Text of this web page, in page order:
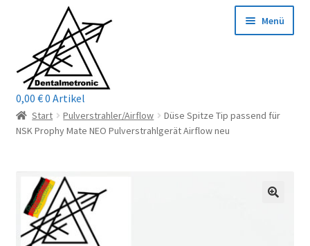
Navigation
springen
springen
Menü
Home
Mein Konto / Login
Kontakt
0,00 €0 Artikel
Start Pulverstrahler/Airflow
Düse Spitze Tip passend für
NSK Prophy Mate NEO Pulverstrahlgerät Airflow neu